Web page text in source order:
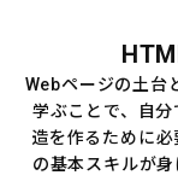
Webページの土台
学ぶことで、自
造を作るために
の基本スキルが